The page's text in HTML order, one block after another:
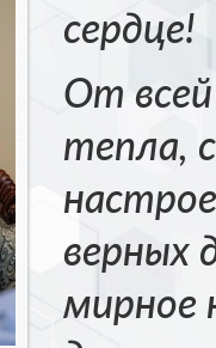
сердце!
От
тепла,
верных
мирное